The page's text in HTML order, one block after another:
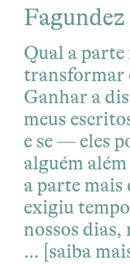
Fagundez
Qual a parte
transformar
Ganhar a
meus
e se — eles
alguém
a parte
exigiu
nossos dias,
… [saiba